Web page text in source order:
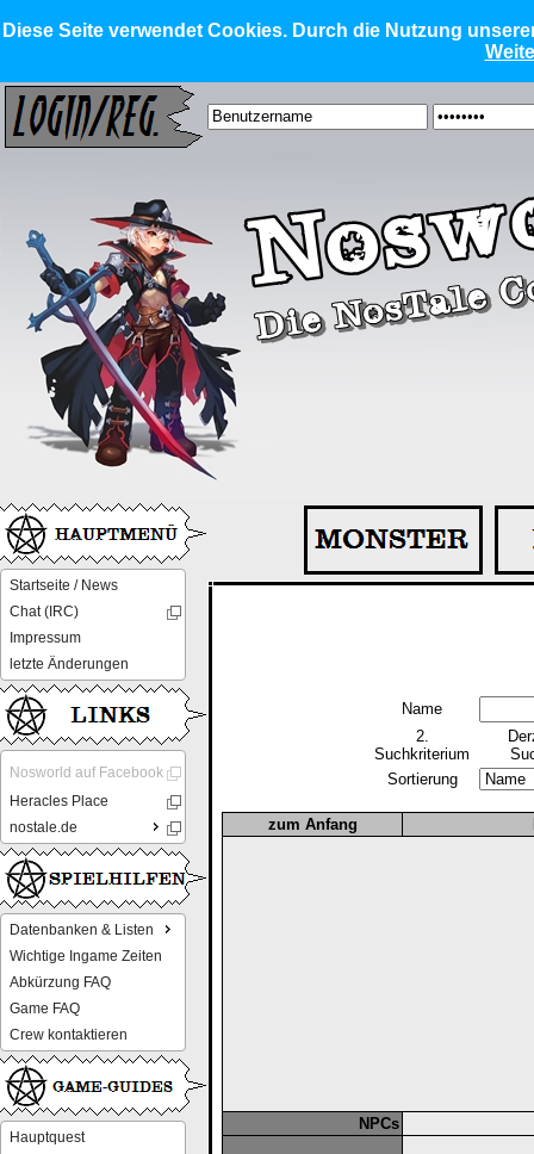
Diese Seite verwendet Cookies. Durch die Nutzung
Startseite / News
Chat (IRC)
Impressum
letzte Änderungen
Nosworld auf Facebook
Heracles Place
nostale.de
Datenbanken & Listen
Wichtige Ingame Zeiten
Abkürzung FAQ
Game FAQ
Crew kontaktieren
Hauptquest
Name
2.
Suchkriterium
Sortierung
zum Anfang
NPCs